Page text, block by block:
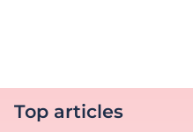
Top articles